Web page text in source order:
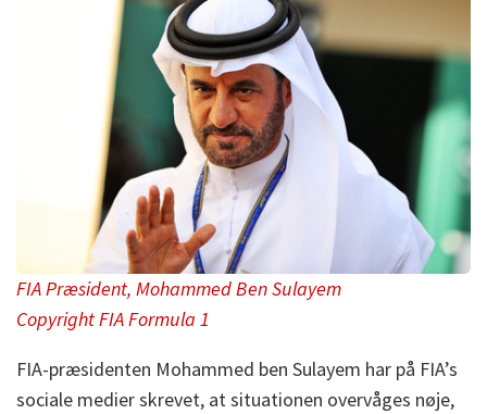
FIA Præsident, Mohammed Ben Sulayem
Copyright FIA Formula 1
FIA-præsidenten Mohammed ben Sulayem har på FIA’s
sociale medier skrevet, at situationen overvåges nøje,